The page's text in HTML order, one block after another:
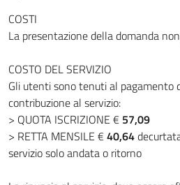
COSTI
La presentazione della domanda
COSTO DEL SERVIZIO
Gli utenti sono tenuti al pagamento
contribuzione al servizio:
> QUOTA ISCRIZIONE € 57,09
> RETTA MENSILE €40,64
servizio solo andata o ritorno